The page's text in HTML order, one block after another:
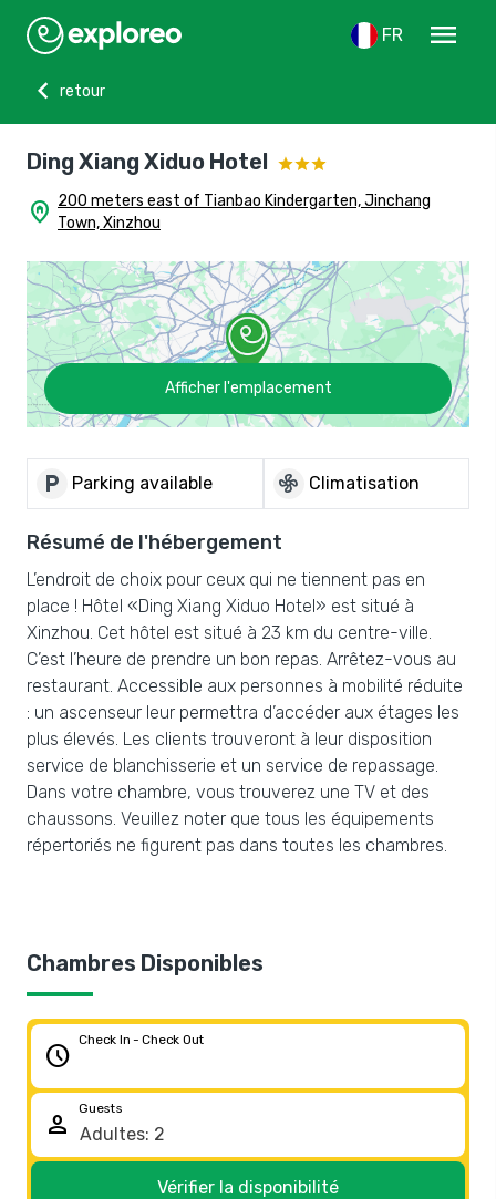
FR
menu
chevron_left
retour
Ding Xiang Xiduo Hotel
home_pin 200 meters east of Tianbao Kindergarten, Jinchang
Town, Xinzhou
Afficher l'emplacement
local_parking Parking available mode_fan Climatisation
Résumé de l'hébergement
L’endroit de choix pour ceux qui ne tiennent pas en
place ! Hôtel «Ding Xiang Xiduo Hotel» est situé à
Xinzhou. Cet hôtel est situé à 23 km du centre-ville.
C’est l’heure de prendre un bon repas. Arrêtez-vous au
restaurant. Accessible aux personnes à mobilité réduite
: un ascenseur leur permettra d’accéder aux étages les
plus élevés. Les clients trouveront à leur disposition
service de blanchisserie et un service de repassage.
Dans votre chambre, vous trouverez une TV et des
chaussons. Veuillez noter que tous les équipements
répertoriés ne figurent pas dans toutes les chambres.
Chambres Disponibles
schedule
Check In - Check Out
person
Guests
Vérifier la disponibilité